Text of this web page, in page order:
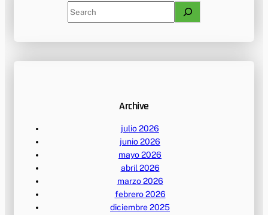
e
c
Archive
julio 2026
junio 2026
mayo 2026
abril 2026
marzo 2026
febrero 2026
diciembre 2025